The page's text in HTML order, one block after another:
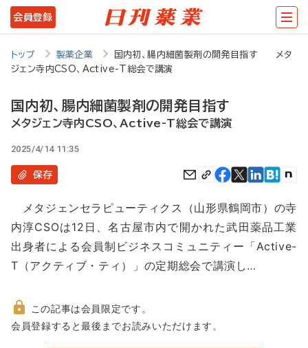
メ
イ
ツ
に
動
会員登録
トップ 製薬企業
国内初、腸内細菌製剤の開発目指す メタ
ジェン寺内CSO、Active-T総会で講演
国内初、腸内細菌製剤の開発目指す
メタジェン寺内CSO、Active-T総会で講演
2025/4/14 11:35
保存
メタジェンセラピューティクス（山形県鶴岡市）の寺
内淳CSOは12日、名古屋市内で開かれた武田薬品工業
出身者による会員制ビジネスコミュニティー「Active-
T（アクティブ・ティ）」の定期総会で講演し…
非
この記事は会員限定です。
会員登録すると最後までお読みいただけます。